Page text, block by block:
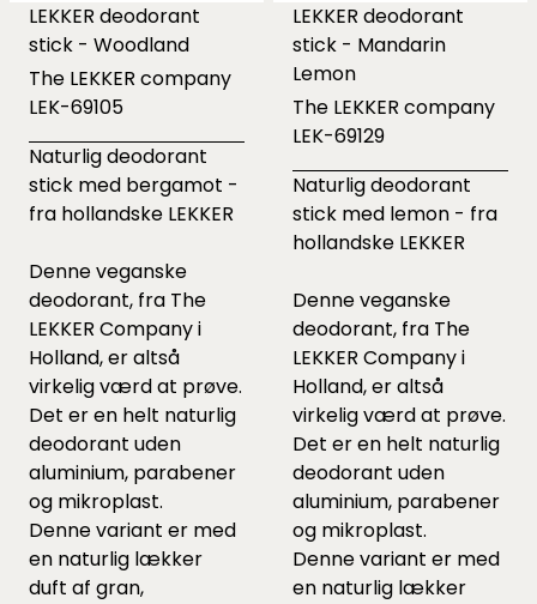
LEKKER deodorant
stick - Woodland
The LEKKER company
LEK-69105
Naturlig deodorant
stick med bergamot -
fra hollandske LEKKER
Denne veganske
deodorant, fra The
LEKKER Company i
Holland, er altså
virkelig værd at prøve.
Det er en helt naturlig
deodorant uden
aluminium, parabener
og mikroplast.
Denne variant er med
en naturlig lækker
duft af gran,
LEKKER deodorant
stick - Mandarin
Lemon
The LEKKER company
LEK-69129
Naturlig deodorant
stick med lemon - fra
hollandske LEKKER
Denne veganske
deodorant, fra The
LEKKER Company i
Holland, er altså
virkelig værd at prøve.
Det er en helt naturlig
deodorant uden
aluminium, parabener
og mikroplast.
Denne variant er med
en naturlig lækker